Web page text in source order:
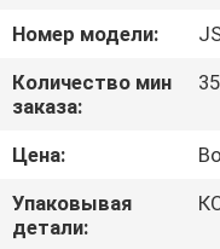
ПРОВЕРКА
КАЧЕСТВА
СВЯЖИТЕСЬ
МЫ
Номер модели:
Количество мин
заказа:
Цена:
Упаковывая
детали: